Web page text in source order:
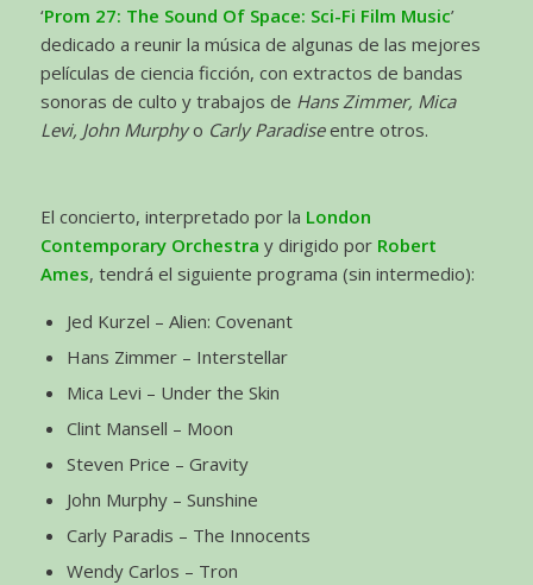
‘Prom 27: The Sound Of Space: Sci-Fi Film Music’
dedicado a reunir la música de algunas de las mejores
películas de ciencia ficción, con extractos de bandas
sonoras de culto y trabajos de Hans Zimmer, Mica
Levi, John Murphyo Carly Paradiseentre otros.
El concierto, interpretado por la London
Contemporary Orchestra y dirigido por Robert
Ames, tendrá el siguiente programa (sin intermedio):
Jed Kurzel – Alien: Covenant
Hans Zimmer – Interstellar
Mica Levi – Under the Skin
Clint Mansell – Moon
Steven Price – Gravity
John Murphy – Sunshine
Carly Paradis – The Innocents
Wendy Carlos – Tron